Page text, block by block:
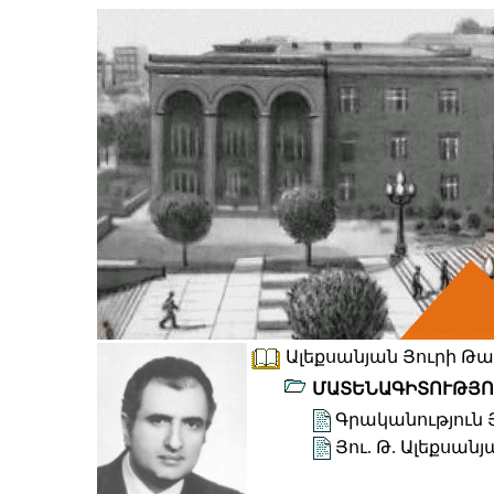
Ալեքսանյան Յուրի
Գրականություն
Յու. Թ.